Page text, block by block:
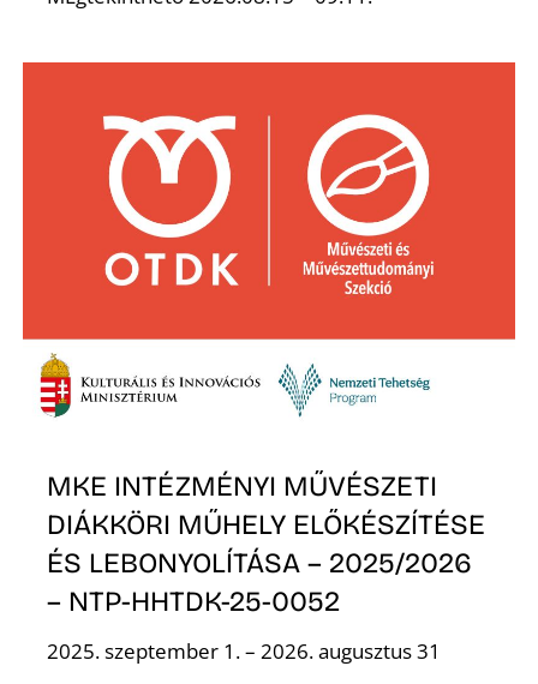
MKE INTÉZMÉNYI MŰVÉSZETI
DIÁKKÖRI MŰHELY ELŐKÉSZÍTÉSE
ÉS LEBONYOLÍTÁSA – 2025/2026
– NTP-HHTDK-25-0052
2025. szeptember 1. – 2026. augusztus 31